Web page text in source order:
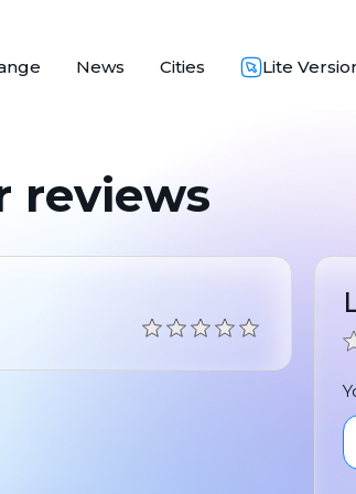
News Cities Lite
reviews